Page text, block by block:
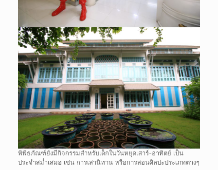
พิพิธภัณฑ์ยังมีกิจกรรมสำหรับเด็กในวันหยุดเสาร์-อาทิตย์ เป็น
ประจำสม่ำเสมอ เช่น การเล่านิทาน หรือการสอนศิลปะประเภทต่างๆ